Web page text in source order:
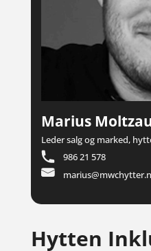
Marius
Leder salg og marked,
986 21 578
Hytten